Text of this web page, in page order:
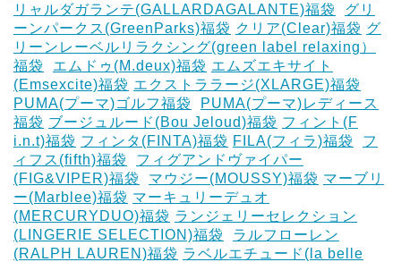
リャルダガランテ(GALLARDAGALANTE)福袋
グリ
ーンパークス(GreenParks)福袋 クリア(Clear)福袋 グ
リーンレーベルリラクシング(green label relaxing）
福袋
エムドゥ(M.deux)福袋 エムズエキサイト
(Emsexcite)福袋 エクストララージ(XLARGE)福袋
PUMA(プーマ)ゴルフ福袋
PUMA(プーマ)レディース
福袋 ブージュルード(Bou Jeloud)福袋 フィント(F
i.n.t)福袋 フィンタ(FINTA)福袋 ‎FILA(フィラ)福袋
フ
ィフス(fifth)福袋
フィグアンドヴァイパー
(FIG&VIPER)福袋
マウジー(MOUSSY)福袋 マーブリ
ー(Marblee)福袋 マーキュリーデュオ
(MERCURYDUO)福袋 ランジェリーセレクション
(LINGERIE SELECTION)福袋
ラルフローレン
(RALPH LAUREN)福袋 ラベルエチュード(la belle